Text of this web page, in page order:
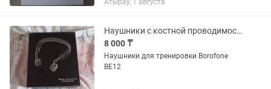
двадцать тыс тг стоят.
Атырау, 1 августа
Наушники с костной проводимостью для тренировки
8 000 ₸
Наушники для тренировки Borofone
BE12